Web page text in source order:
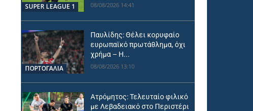
SUPER LEAGUE 1 08/08/2026 14:41
ΠΟΡΤΟΓΑΛΙΑ
Παυλίδης: Θέλει κορυφαίο
ευρωπαϊκό πρωτάθλημα, όχι
χρήμα – Η...
08/08/2026 13:10
Ατρόμητος: Τελευταίο φιλικό
με Λεβαδειακό στο Περιστέρι